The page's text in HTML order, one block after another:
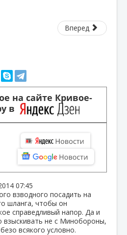
Вперед
на сайте Кривое-
в
07:45
взводного посадить на
шланга, чтобы он
справедливый напор. Да и
взыскивать не с Минобороны,
всякого условно.